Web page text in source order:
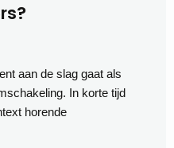
aan de slag gaat als
In korte tijd
horende